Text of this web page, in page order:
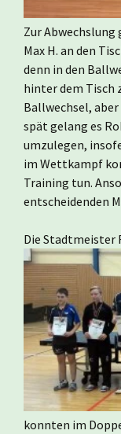
Zur Abwechslung
Max H. an den
denn in den
hinter dem Tisch
Ballwechsel,
spät gelang es
umzulegen,
im Wettkampf
Training tun.
entscheidenden
Die Stadtmeister
konnten im